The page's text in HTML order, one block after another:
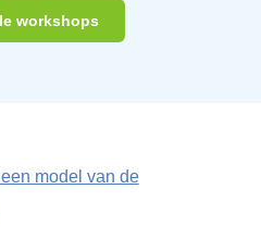
workshops
model van de